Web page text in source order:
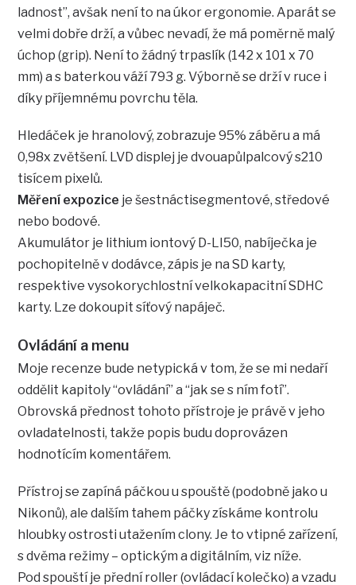
ladnost”, avšak není to na úkor ergonomie. Aparát se
velmi dobře drží, a vůbec nevadí, že má poměrně malý
úchop (grip). Není to žádný trpaslík (142 x 101 x 70
mm) a s baterkou váží 793 g. Výborně se drží v ruce i
díky příjemnému povrchu těla.
Hledáček je hranolový, zobrazuje 95% záběru a má
0,98x zvětšení. LVD displej je dvouapůlpalcový s210
tisícem pixelů.
Měření expozice je šestnáctisegmentové, středové
nebo bodové.
Akumulátor je lithium iontový D-LI50, nabíječka je
pochopitelně v dodávce, zápis je na SD karty,
respektive vysokorychlostní velkokapacitní SDHC
karty. Lze dokoupit síťový napáječ.
Ovládání a menu
Moje recenze bude netypická v tom, že se mi nedaří
oddělit kapitoly “ovládání” a “jak se s ním fotí”.
Obrovská přednost tohoto přístroje je právě v jeho
ovladatelnosti, takže popis budu doprovázen
hodnotícím komentářem.
Přístroj se zapíná páčkou u spouště (podobně jako u
Nikonů), ale dalším tahem páčky získáme kontrolu
hloubky ostrosti utažením clony. Je to vtipné zařízení,
s dvěma režimy – optickým a digitálním, viz níže.
Pod spouští je přední roller (ovládací kolečko) a vzadu